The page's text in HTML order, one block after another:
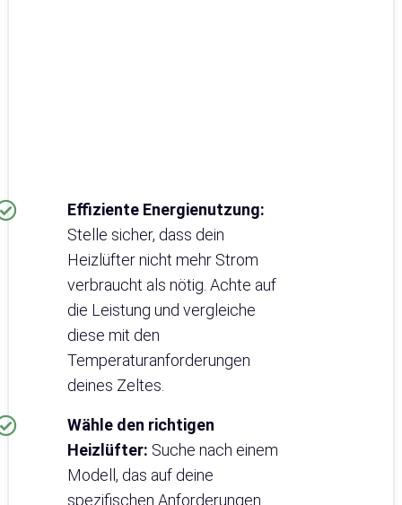
Effiziente Energienutzung:
Stelle sicher, dass dein
Heizlüfter nicht mehr Strom
verbraucht als nötig. Achte auf
die Leistung und vergleiche
diese mit den
Temperaturanforderungen
deines Zeltes.
Wähle den richtigen
Heizlüfter: Suche nach einem
Modell, das auf deine
spezifischen Anforderungen